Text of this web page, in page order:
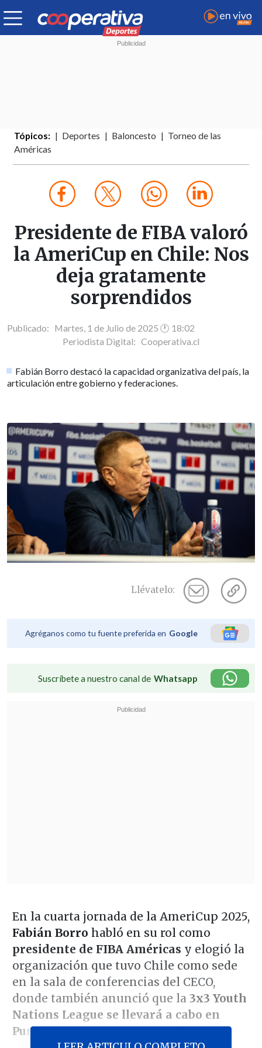
Tópicos: Deportes Baloncesto
Torneo de las
Américas
Presidente de FIBA valoró
la AmeriCup en Chile: Nos
deja gratamente
sorprendidos
Publicado: Martes, 1 de Julio de 2025 🕐 18:02
Periodista Digital: Cooperativa.cl
Fabián Borro destacó la capacidad organizativa del país, la
articulación entre gobierno y federaciones.
Llévatelo:
Agréganos como tu fuente preferida en Google
Suscríbete a nuestro canal de Whatsapp
En la cuarta jornada de la AmeriCup 2025,
Fabián Borro habló en su rol como
presidente de FIBA Américas y elogió la
organización que tuvo Chile como sede
en la sala de conferencias del CECO,
donde también anunció que la 3x3 Youth
Nations League se llevará a cabo en
Punta Arenaseste mes de julio.